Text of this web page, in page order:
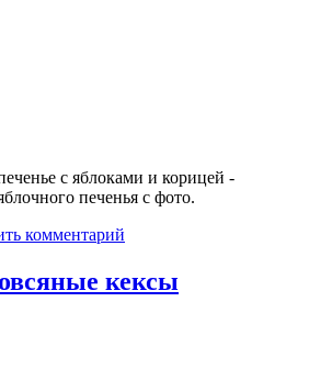
с яблоками и корицей -
печенья с фото.
комментарий
кексы